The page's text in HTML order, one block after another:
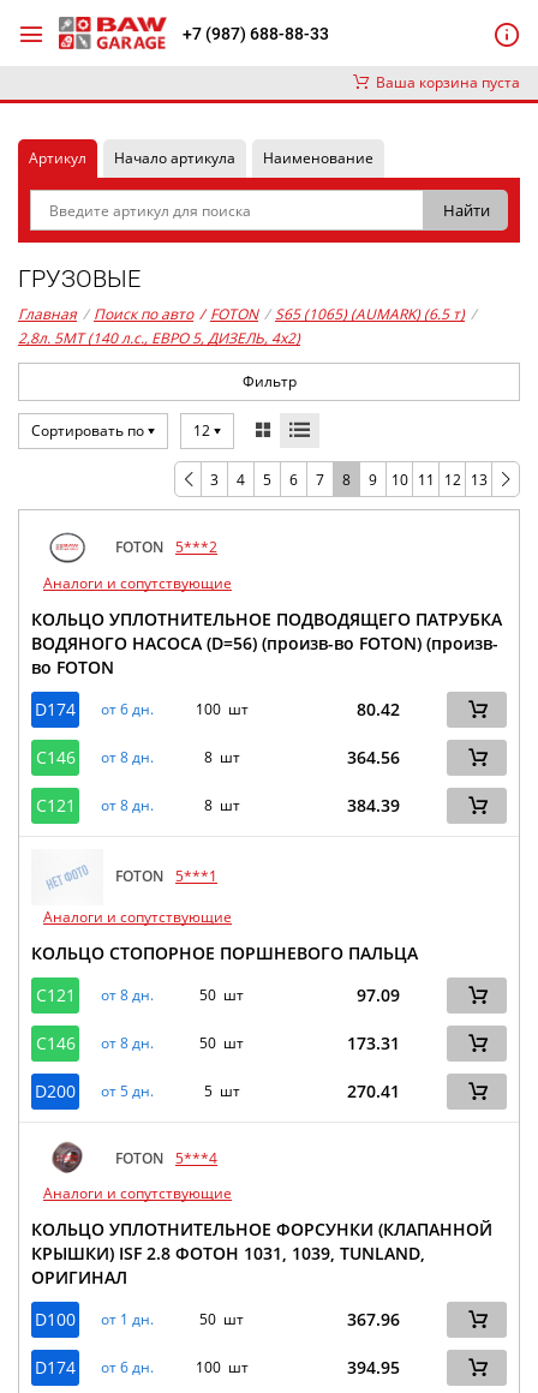
+7 (987) 688-88-33
Ваша корзина пуста
Артикул Начало артикула Наименование
ГРУЗОВЫЕ
Главная / Поиск по авто / FOTON / S65 (1065) (AUMARK) (6.5 т) /
2,8л. 5MT (140 л.с., ЕВРО 5, ДИЗЕЛЬ, 4x2)
Фильтр
Сортировать по 12
3 4 5 6 7 8 9 10 11 12 13
FOTON 5***2
Аналоги и сопутствующие
КОЛЬЦО УПЛОТНИТЕЛЬНОЕ ПОДВОДЯЩЕГО ПАТРУБКА
ВОДЯНОГО НАСОСА (D=56) (произв-во FOTON) (произв-
во FOTON
D174
от 6 дн. 100 шт 80.42
C146 от 8 дн. 8 шт 364.56
C121 от 8 дн. 8 шт 384.39
FOTON 5***1
Аналоги и сопутствующие
КОЛЬЦО СТОПОРНОЕ ПОРШНЕВОГО ПАЛЬЦА
C121
от 8 дн. 50 шт 97.09
C146 от 8 дн. 50 шт 173.31
D200 от 5 дн. 5 шт 270.41
FOTON 5***4
Аналоги и сопутствующие
КОЛЬЦО УПЛОТНИТЕЛЬНОЕ ФОРСУНКИ (КЛАПАННОЙ
КРЫШКИ) ISF 2.8 ФОТОН 1031, 1039, TUNLAND,
ОРИГИНАЛ
D100
от 1 дн. 50 шт 367.96
D174 от 6 дн. 100 шт 394.95